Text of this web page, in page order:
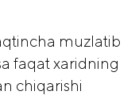
muzlatib
faqat xaridning
chiqarishi